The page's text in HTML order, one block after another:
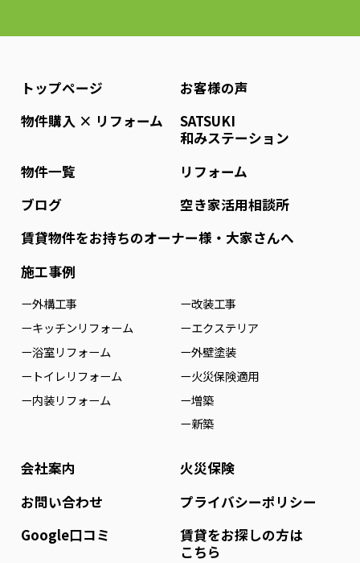
トップページ
お客様の声
物件購入 × リフォーム
SATSUKI
和みステーション
物件一覧
リフォーム
ブログ
空き家活用相談所
賃貸物件をお持ちのオーナー様・大家さんへ
施工事例
ー外構工事
ーキッチンリフォーム
ー浴室リフォーム
ートイレリフォーム
ー内装リフォーム
ー改装工事
ーエクステリア
ー外壁塗装
ー火災保険適用
ー増築
ー新築
会社案内
火災保険
お問い合わせ
プライバシーポリシー
Google口コミ
賃貸をお探しの方は
こちら